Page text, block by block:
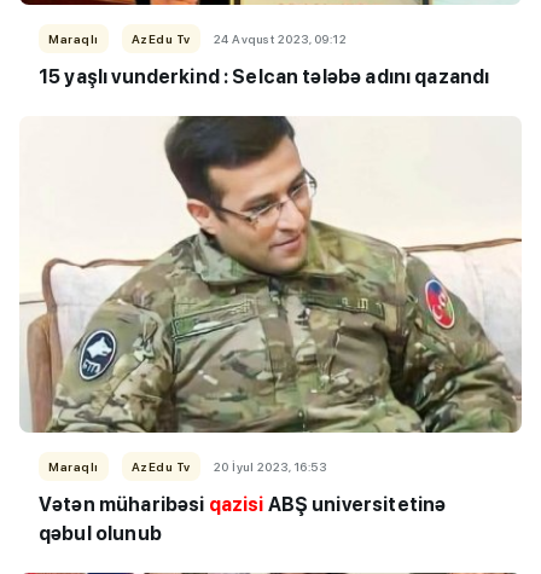
Maraqlı AzEdu Tv 24 Avqust 2023, 09:12
15 yaşlı vunderkind : Selcan tələbə adını qazandı
Maraqlı AzEdu Tv 20 İyul 2023, 16:53
Vətən müharibəsi qazisi ABŞ universitetinə
qəbul olunub